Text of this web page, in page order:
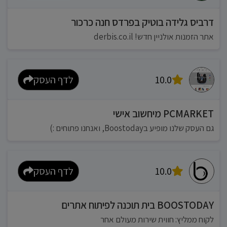
דרביס גלידה בוטיק בפרדס חנה כרכור
אתר הזמנות אולניין חדש! derbis.co.il
10.0 לדף העסק
PCMARKET מיחשוב אישי
גם העסק שלנו מופיע בBoostoday, ואנחנו פתוחים :)
10.0 לדף העסק
BOOSTODAY בית תוכנה לפיתוח אתרים
לקוח ממליץ: חווית שירות מעולם אחר